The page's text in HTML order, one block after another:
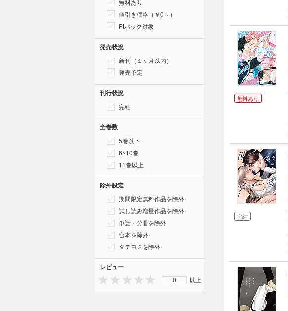
無料あり
完結
無料あり
値引き価格（￥0～）
Ptバック対象
発売状況
新刊（１ヶ月以内）
発売予定
刊行状況
完結
全巻数
5巻以下
6~10巻
11巻以上
除外設定
期間限定無料作品を除外
試し読み増量作品を除外
単話・分冊を除外
合本を除外
タテヨミを除外
レビュー
0 以上